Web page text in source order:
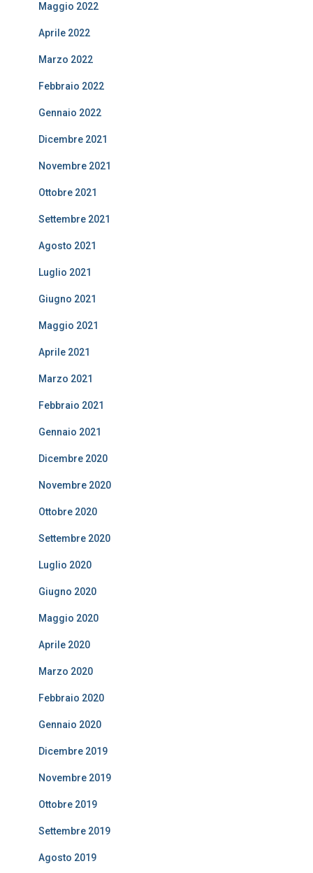
Maggio 2022
Aprile 2022
Marzo 2022
Febbraio 2022
Gennaio 2022
Dicembre 2021
Novembre 2021
Ottobre 2021
Settembre 2021
Agosto 2021
Luglio 2021
Giugno 2021
Maggio 2021
Aprile 2021
Marzo 2021
Febbraio 2021
Gennaio 2021
Dicembre 2020
Novembre 2020
Ottobre 2020
Settembre 2020
Luglio 2020
Giugno 2020
Maggio 2020
Aprile 2020
Marzo 2020
Febbraio 2020
Gennaio 2020
Dicembre 2019
Novembre 2019
Ottobre 2019
Settembre 2019
Agosto 2019